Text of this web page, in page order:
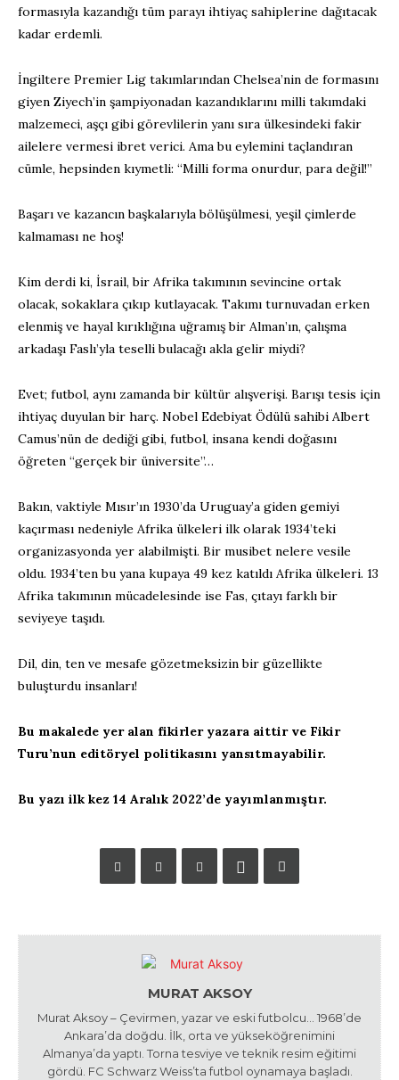
formasıyla kazandığı tüm parayı ihtiyaç sahiplerine dağıtacak
kadar erdemli.
İngiltere Premier Lig takımlarından Chelsea’nin de formasını
giyen Ziyech’in şampiyonadan kazandıklarını milli takımdaki
malzemeci, aşçı gibi görevlilerin yanı sıra ülkesindeki fakir
ailelere vermesi ibret verici. Ama bu eylemini taçlandıran
cümle, hepsinden kıymetli: “Milli forma onurdur, para değil!”
Başarı ve kazancın başkalarıyla bölüşülmesi, yeşil çimlerde
kalmaması ne hoş!
Kim derdi ki, İsrail, bir Afrika takımının sevincine ortak
olacak, sokaklara çıkıp kutlayacak. Takımı turnuvadan erken
elenmiş ve hayal kırıklığına uğramış bir Alman’ın, çalışma
arkadaşı Faslı’yla teselli bulacağı akla gelir miydi?
Evet; futbol, aynı zamanda bir kültür alışverişi. Barışı tesis için
ihtiyaç duyulan bir harç. Nobel Edebiyat Ödülü sahibi Albert
Camus’nün de dediği gibi, futbol, insana kendi doğasını
öğreten “gerçek bir üniversite”…
Bakın, vaktiyle Mısır’ın 1930’da Uruguay’a giden gemiyi
kaçırması nedeniyle Afrika ülkeleri ilk olarak 1934’teki
organizasyonda yer alabilmişti. Bir musibet nelere vesile
oldu. 1934’ten bu yana kupaya 49 kez katıldı Afrika ülkeleri. 13
Afrika takımının mücadelesinde ise Fas, çıtayı farklı bir
seviyeye taşıdı.
Dil, din, ten ve mesafe gözetmeksizin bir güzellikte
buluşturdu insanları!
Bu makalede yer alan fikirler yazara aittir ve Fikir
Turu’nun editöryel politikasını yansıtmayabilir.
Bu yazı ilk kez 14 Aralık 2022’de yayımlanmıştır.
MURAT AKSOY
Murat Aksoy – Çevirmen, yazar ve eski futbolcu… 1968’de
Ankara’da doğdu. İlk, orta ve yükseköğrenimini
Almanya’da yaptı. Torna tesviye ve teknik resim eğitimi
gördü. FC Schwarz Weiss’ta futbol oynamaya başladı.